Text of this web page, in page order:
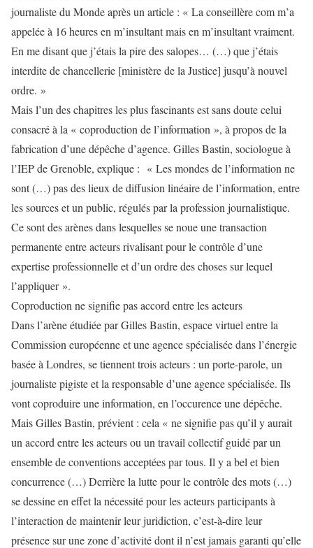
journaliste du Monde après un article : « La conseillère com m’a
appelée à 16 heures en m’insultant mais en m’insultant vraiment.
En me disant que j’étais la pire des salopes… (…) que j’étais
interdite de chancellerie [ministère de la Justice] jusqu’à nouvel
ordre. »
Mais l’un des chapitres les plus fascinants est sans doute celui
consacré à la « coproduction de l’information », à propos de la
fabrication d’une dépêche d’agence. Gilles Bastin, sociologue à
l’IEP de Grenoble, explique : « Les mondes de l’information ne
sont (…) pas des lieux de diffusion linéaire de l’information, entre
les sources et un public, régulés par la profession journalistique.
Ce sont des arènes dans lesquelles se noue une transaction
permanente entre acteurs rivalisant pour le contrôle d’une
expertise professionnelle et d’un ordre des choses sur lequel
l’appliquer ».
Coproduction ne signifie pas accord entre les acteurs
Dans l’arène étudiée par Gilles Bastin, espace virtuel entre la
Commission européenne et une agence spécialisée dans l’énergie
basée à Londres, se tiennent trois acteurs : un porte-parole, un
journaliste pigiste et la responsable d’une agence spécialisée. Ils
vont coproduire une information, en l’occurence une dépêche.
Mais Gilles Bastin, prévient : cela « ne signifie pas qu’il y aurait
un accord entre les acteurs ou un travail collectif guidé par un
ensemble de conventions acceptées par tous. Il y a bel et bien
concurrence (…) Derrière la lutte pour le contrôle des mots (…)
se dessine en effet la nécessité pour les acteurs participants à
l’interaction de maintenir leur juridiction, c’est-à-dire leur
présence sur une zone d’activité dont il n’est jamais garanti qu’elle